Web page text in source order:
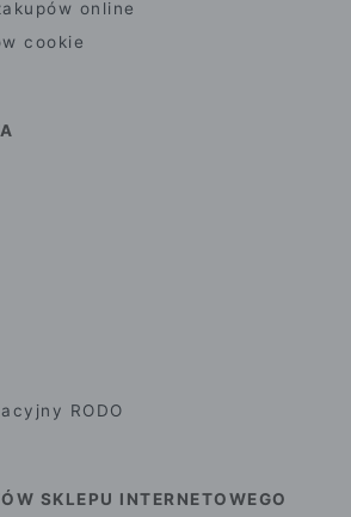
online
cookie
RODO
SKLEPU INTERNETOWEGO